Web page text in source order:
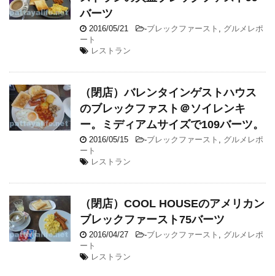
バーツ
2016/05/21 -ブレックファースト
グルメレポ
ート
レストラン
（閉店）バレンタインゲストハウス
のブレックファスト＠ソイレンキ
ー。ミディアムサイズで109バーツ。
2016/05/15 -ブレックファースト
グルメレポ
ート
レストラン
（閉店）COOL HOUSEのアメリカン
ブレックファースト75バーツ
2016/04/27 -ブレックファースト
グルメレポ
ート
レストラン